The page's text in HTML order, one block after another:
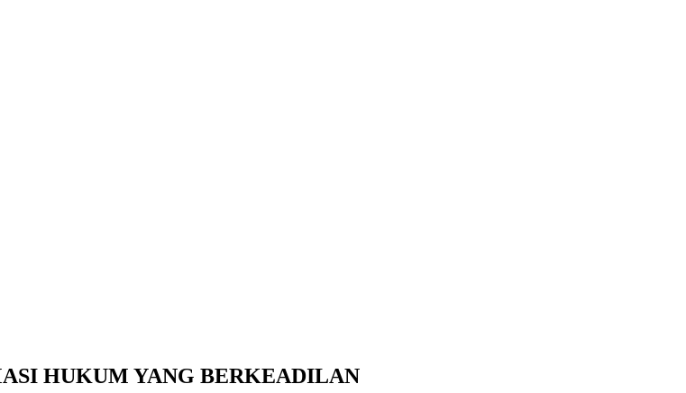
HUKUM YANG BERKEADILAN